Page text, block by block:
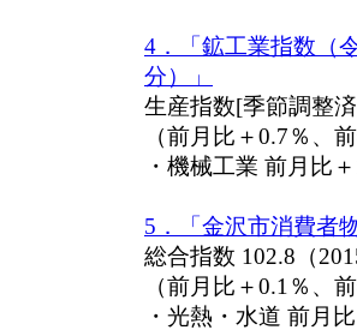
4．「鉱工業指数（
分）」
生産指数[季節調整
（前月比＋0.7％、
・機械工業 前月
5．「金沢市消費者
総合指数 102.8（
（前月比＋0.1％、
・光熱・水道 前月